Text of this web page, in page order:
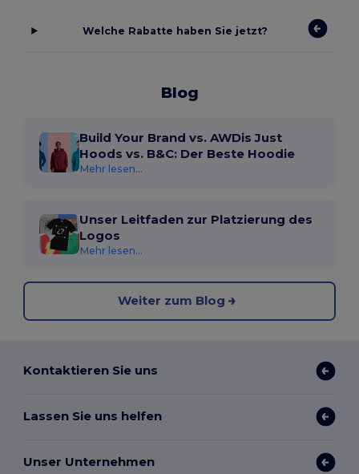
Welche Rabatte haben Sie jetzt?
Blog
Build Your Brand vs. AWDis Just
Hoods vs. B&C: Der Beste Hoodie
Mehr lesen...
Unser Leitfaden zur Platzierung des
Logos
Mehr lesen...
Weiter zum Blog
Kontaktieren Sie uns
Lassen Sie uns helfen
Unser Unternehmen